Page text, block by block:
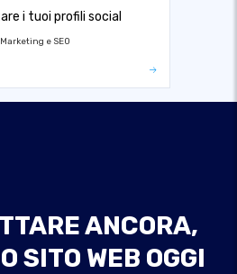
i tuoi profili social
Marketing e SEO
ANCORA,
SITO WEB OGGI